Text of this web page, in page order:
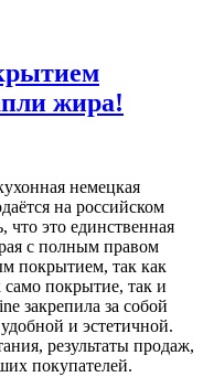
жира!
немецкая
на российском
что это единственная
с полным правом
покрытием, так как
само покрытие, так и
закрепила за собой
и эстетичной.
результаты продаж,
покупателей.